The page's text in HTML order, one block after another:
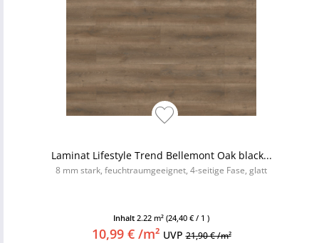
Laminat Lifestyle Trend Bellemont Oak black...
8 mm stark, feuchtraumgeeignet, 4-seitige Fase, glatt
Inhalt 2.22 m² (24,40 € / 1 )
10,99 € /m² UVP21,90 € /m²